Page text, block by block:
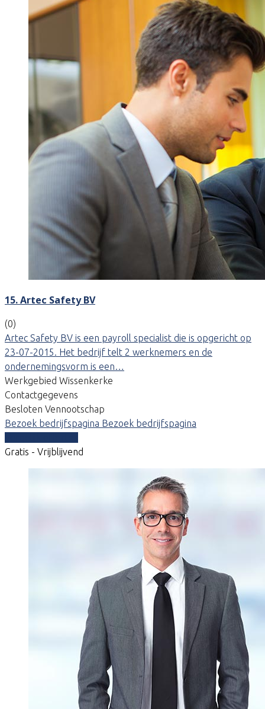
15. Artec Safety BV
(0)
Artec Safety BV is een payroll specialist die is opgericht op
23-07-2015. Het bedrijf telt 2 werknemers en de
ondernemingsvorm is een…
Werkgebied Wissenkerke
Contactgegevens
Besloten Vennootschap
Bezoek bedrijfspagina Bezoek bedrijfspagina
Gratis - Vrijblijvend